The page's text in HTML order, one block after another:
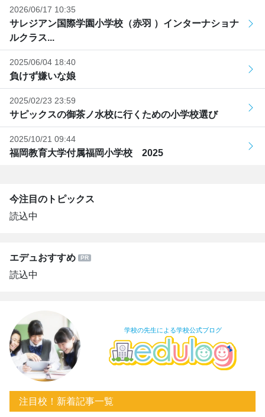
2026/06/17 10:35
サレジアン国際学園小学校（赤羽 ）インターナショナ
ルクラス...
2025/06/04 18:40
負けず嫌いな娘
2025/02/23 23:59
サピックスの御茶ノ水校に行くための小学校選び
2025/10/21 09:44
福岡教育大学付属福岡小学校 2025
今注目のトピックス
読込中
エデュおすすめ
読込中
学校の先生による学校公式ブログ
注目校！新着記事一覧